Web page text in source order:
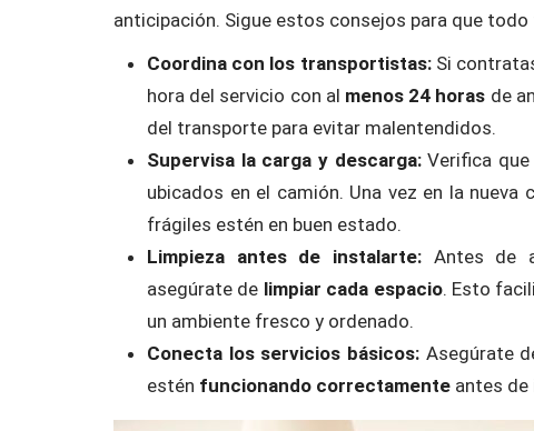
anticipación. Sigue estos consejos para que todo
Coordina con los transportistas: Si
hora del servicio con al menos 24 horas de
del transporte para evitar malentendidos.
Supervisa la carga y descarga:Verifica
ubicados en el camión. Una vez en la nueva
frágiles estén en buen estado.
Limpieza antes de instalarte: Antes de
asegúrate de limpiar cada espacio. Esto
un ambiente fresco y ordenado.
Conecta los servicios básicos: Asegúrate
estén funcionando correctamente antes